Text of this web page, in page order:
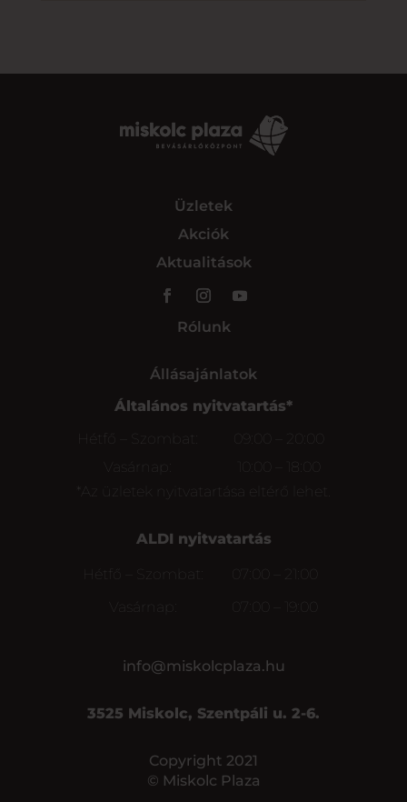
Üzletek
Akciók
Aktualitások
Rólunk
Állásajánlatok
Általános nyitvatartás*
Hétfő – Szombat:
09:00 – 20:00
Vasárnap:
*Az üzletek nyitvatartása eltérő lehet.
ALDI nyitvatartás
Hétfő – Szombat:
07:00 – 21:00
Vasárnap:
info@miskolcplaza.hu
3525 Miskolc, Szentpáli u. 2-6.
Copyright 2021
© Miskolc Plaza